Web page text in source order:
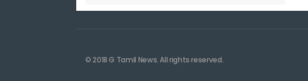
© 2018 G Tamil News. All rights reserved.